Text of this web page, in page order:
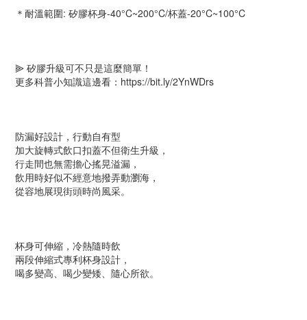
＊耐溫範圍: 矽膠杯身-40°C~200°C/杯蓋-20°C~100°C
⫸ 矽膠升級可不只是這麼簡單！
更多科普小知識這邊看：https://bit.ly/2YnWDrs
防漏好設計，行動自有型
加大旋轉式飲口扣蓋不但衛生升級，
行走間也無需擔心搖晃溢漏，
飲用時好似不經意地撥弄動瀏海，
從容地展現街頭時尚風采。
杯身可伸縮，冷熱隨時飲
兩段伸縮式專利杯身設計，
喝多變高、喝少變矮、隨心所欲。